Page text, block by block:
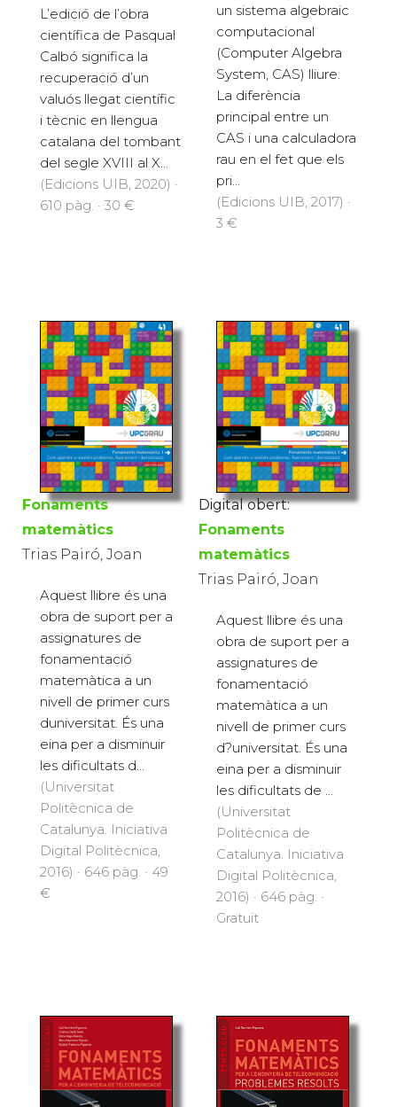
L’edició de l’obra
científica de Pasqual
Calbó significa la
recuperació d’un
valuós llegat científic
i tècnic en llengua
catalana del tombant
del segle XVIII al X...
(Edicions UIB, 2020) ·
610 pàg. · 30 €
un sistema algebraic
computacional
(Computer Algebra
System, CAS) lliure.
La diferència
principal entre un
CAS i una calculadora
rau en el fet que els
pri...
(Edicions UIB, 2017) ·
3 €
Fonaments
matemàtics
Trias Pairó, Joan
Aquest llibre és una
obra de suport per a
assignatures de
fonamentació
matemàtica a un
nivell de primer curs
duniversitat. És una
eina per a disminuir
les dificultats d...
(Universitat
Politècnica de
Catalunya. Iniciativa
Digital Politècnica,
2016) · 646 pàg. · 49
€
Digital obert:
Fonaments
matemàtics
Trias Pairó, Joan
Aquest llibre és una
obra de suport per a
assignatures de
fonamentació
matemàtica a un
nivell de primer curs
d?universitat. És una
eina per a disminuir
les dificultats de ...
(Universitat
Politècnica de
Catalunya. Iniciativa
Digital Politècnica,
2016) · 646 pàg. ·
Gratuït